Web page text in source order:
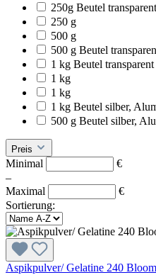
250g Beutel transparent
250 g
500 g
500 g Beutel
1 kg Beutel transparent
1 kg
1 kg
1 kg Beutel silber,
500 g Beutel silber,
Preis
Minimal
€
–
Maximal
€
Sortierung:
Aspikpulver/ Gelatine 240 Bloom